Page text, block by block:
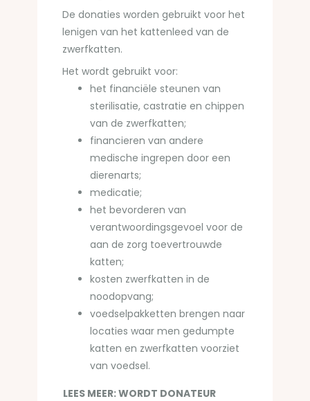
De donaties worden gebruikt voor het
lenigen van het kattenleed van de
zwerfkatten.
Het wordt gebruikt voor:
het financiële steunen van
sterilisatie, castratie en chippen
van de zwerfkatten;
financieren van andere
medische ingrepen door een
dierenarts;
medicatie;
het bevorderen van
verantwoordingsgevoel voor de
aan de zorg toevertrouwde
katten;
kosten zwerfkatten in de
noodopvang;
voedselpakketten brengen naar
locaties waar men gedumpte
katten en zwerfkatten voorziet
van voedsel.
LEES MEER: WORDT DONATEUR